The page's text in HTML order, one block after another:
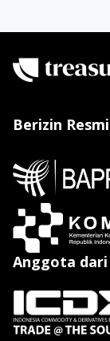
Berizin
Anggota dari